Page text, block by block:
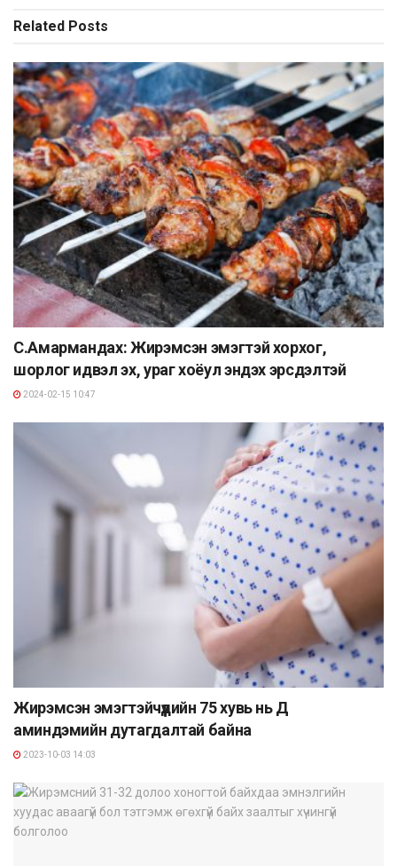
Related Posts
С.Амармандах: Жирэмсэн эмэгтэй хорхог,
шорлог идвэл эх, ураг хоёул эндэх эрсдэлтэй
2024-02-15 10:47
Жирэмсэн эмэгтэйчүүдийн 75 хувь нь Д
аминдэмийн дутагдалтай байна
2023-10-03 14:03